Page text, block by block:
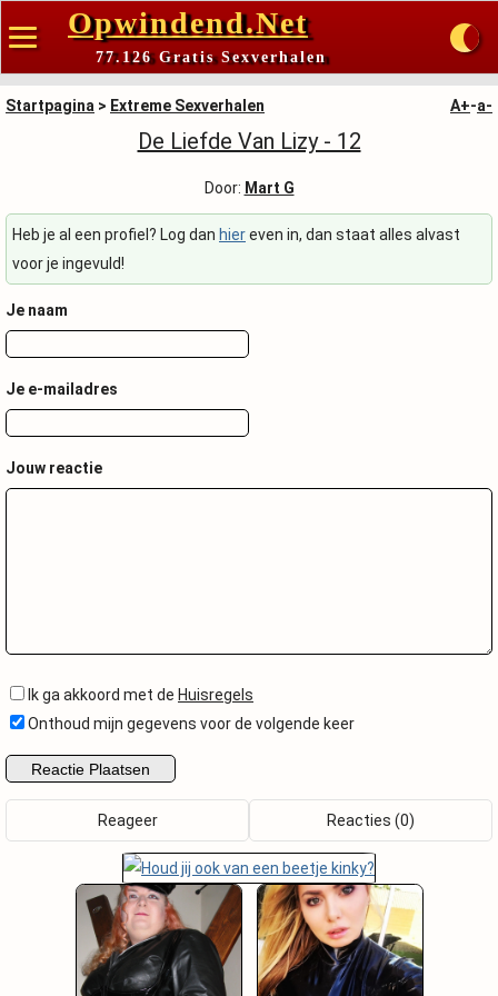
Opwindend.Net
77.126 Gratis Sexverhalen
Startpagina > Extreme Sexverhalen A+-a-
De Liefde Van Lizy - 12
Door: Mart G
Heb je al een profiel? Log dan hiereven in, dan staat alles alvast
voor je ingevuld!
Je naam
Je e-mailadres
Jouw reactie
Ik ga akkoord met de Huisregels
Onthoud mijn gegevens voor de volgende keer
Reageer Reacties (0)